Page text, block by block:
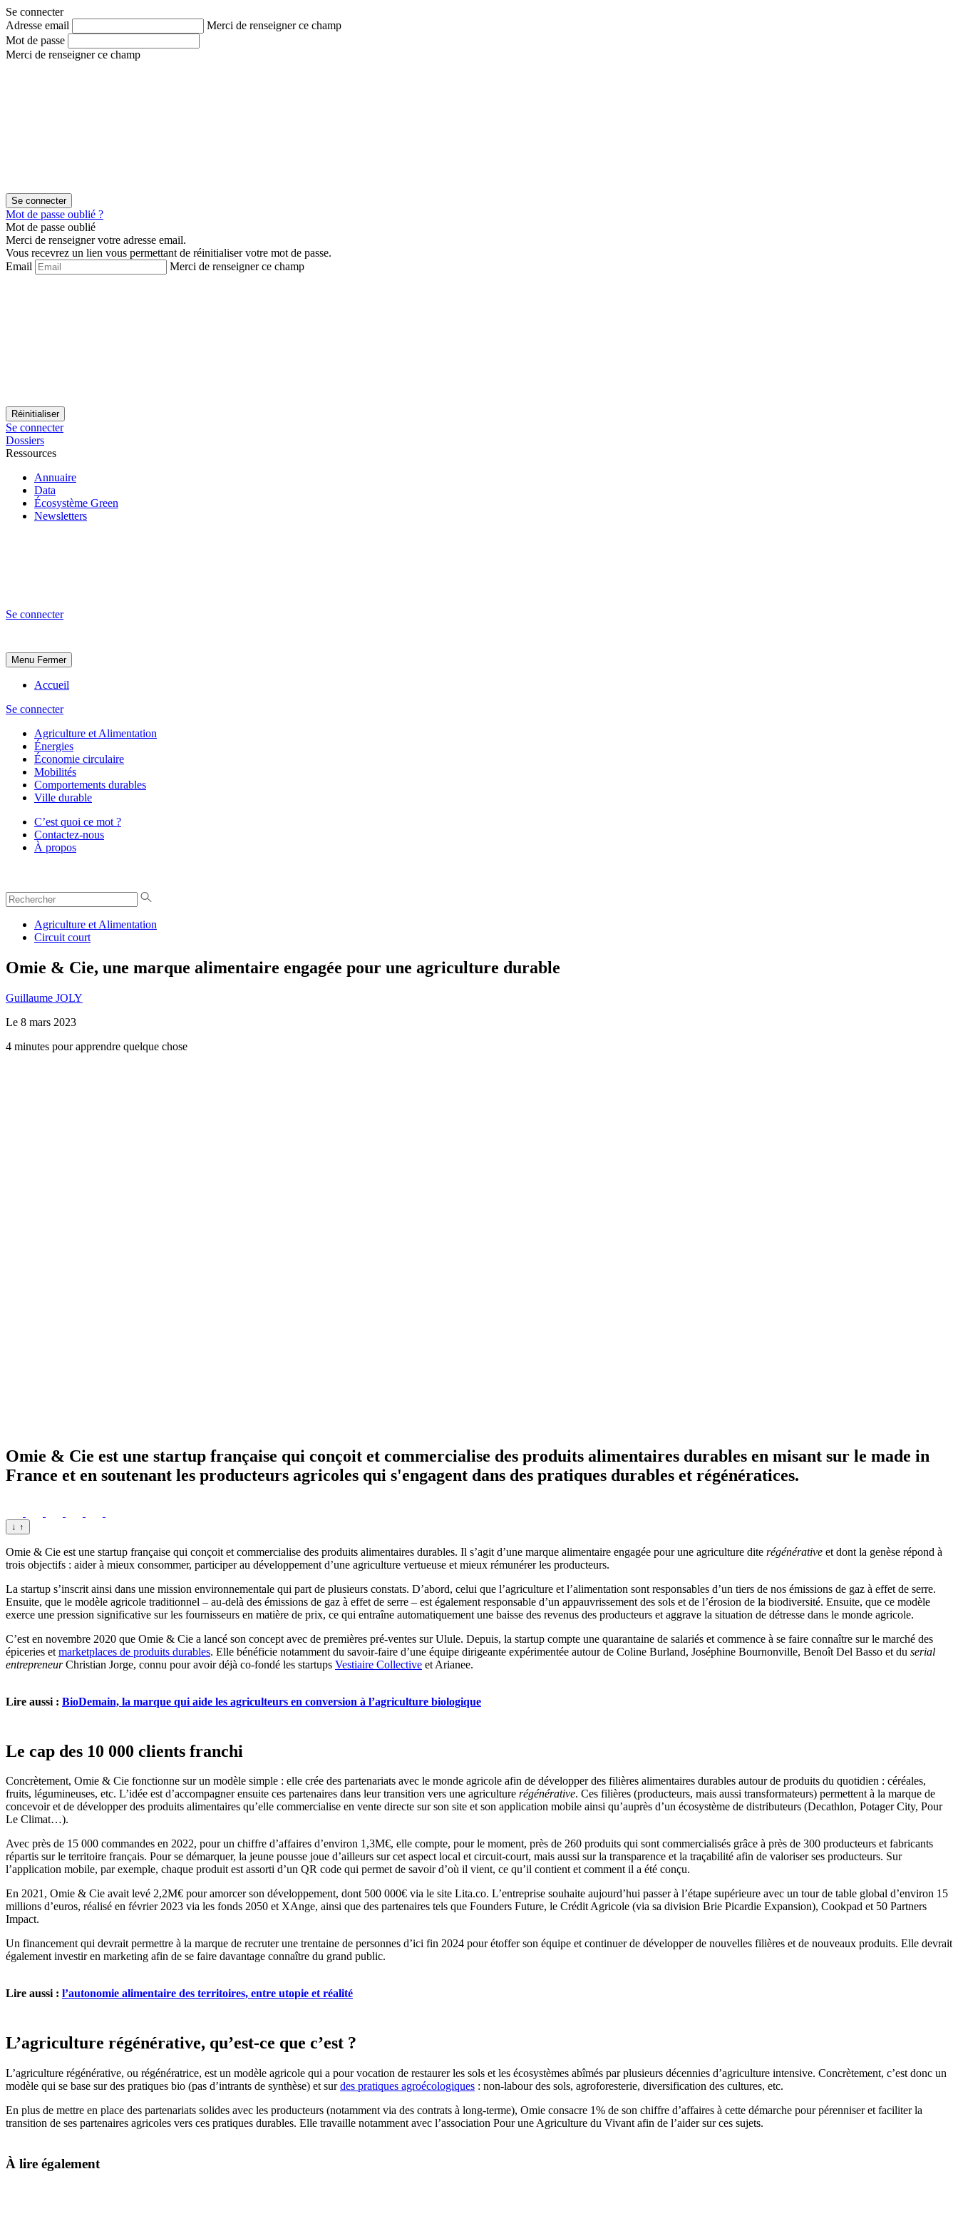
Aller
au
contenu
Aller
au
menu
Se connecter
Adresse email
Merci de renseigner ce champ
Mot de passe
Merci de renseigner ce champ
Mot de passe oublié ?
Mot de passe oublié
Merci de renseigner votre adresse email.
Vous recevrez un lien vous permettant de réinitialiser votre mot de passe.
Email
Merci de renseigner ce champ
Se connecter
Dossiers
Ressources
Annuaire
Data
Écosystème Green
Newsletters
Se connecter
Menu Fermer
Accueil
Se connecter
Agriculture et Alimentation
Énergies
Économie circulaire
Mobilités
Comportements durables
Ville durable
C’est quoi ce mot ?
Contactez-nous
À propos
Agriculture et Alimentation
Circuit court
Omie & Cie, une marque alimentaire engagée pour une agriculture durable
Guillaume JOLY
Le 8 mars 2023
4 minutes pour apprendre quelque chose
Omie & Cie est une startup française qui conçoit et commercialise des produits alimentaires durables en misant sur le made in
France et en soutenant les producteurs agricoles qui s'engagent dans des pratiques durables et régénératices.
↓ ↑
Omie & Cie est une startup française qui conçoit et commercialise des produits alimentaires durables. Il s’agit d’une marque alimentaire engagée pour une agriculture dite régénérative et dont la genèse répond à
trois objectifs : aider à mieux consommer, participer au développement d’une agriculture vertueuse et mieux rémunérer les producteurs.
La startup s’inscrit ainsi dans une mission environnementale qui part de plusieurs constats. D’abord, celui que l’agriculture et l’alimentation sont responsables d’un tiers de nos émissions de gaz à effet de serre.
Ensuite, que le modèle agricole traditionnel – au-delà des émissions de gaz à effet de serre – est également responsable d’un appauvrissement des sols et de l’érosion de la biodiversité. Ensuite, que ce modèle
exerce une pression significative sur les fournisseurs en matière de prix, ce qui entraîne automatiquement une baisse des revenus des producteurs et aggrave la situation de détresse dans le monde agricole.
C’est en novembre 2020 que Omie & Cie a lancé son concept avec de premières pré-ventes sur Ulule. Depuis, la startup compte une quarantaine de salariés et commence à se faire connaître sur le marché des
épiceries et marketplaces de produits durables. Elle bénéficie notamment du savoir-faire d’une équipe dirigeante expérimentée autour de Coline Burland, Joséphine Bournonville, Benoît Del Basso et du serial
entrepreneurChristian Jorge, connu pour avoir déjà co-fondé les startups Vestiaire Collective et Arianee.
Lire aussi : BioDemain, la marque qui aide les agriculteurs en conversion à l’agriculture biologique
Le cap des 10 000 clients franchi
Concrètement, Omie & Cie fonctionne sur un modèle simple : elle crée des partenariats avec le monde agricole afin de développer des filières alimentaires durables autour de produits du quotidien : céréales,
fruits, légumineuses, etc. L’idée est d’accompagner ensuite ces partenaires dans leur transition vers une agriculture régénérative. Ces filières (producteurs, mais aussi transformateurs) permettent à la marque de
concevoir et de développer des produits alimentaires qu’elle commercialise en vente directe sur son site et son application mobile ainsi qu’auprès d’un écosystème de distributeurs (Decathlon, Potager City, Pour
Le Climat…).
Avec près de 15 000 commandes en 2022, pour un chiffre d’affaires d’environ 1,3M€, elle compte, pour le moment, près de 260 produits qui sont commercialisés grâce à près de 300 producteurs et fabricants
répartis sur le territoire français. Pour se démarquer, la jeune pousse joue d’ailleurs sur cet aspect local et circuit-court, mais aussi sur la transparence et la traçabilité afin de valoriser ses producteurs. Sur
l’application mobile, par exemple, chaque produit est assorti d’un QR code qui permet de savoir d’où il vient, ce qu’il contient et comment il a été conçu.
En 2021, Omie & Cie avait levé 2,2M€ pour amorcer son développement, dont 500 000€ via le site Lita.co. L’entreprise souhaite aujourd’hui passer à l’étape supérieure avec un tour de table global d’environ 15
millions d’euros, réalisé en février 2023 via les fonds 2050 et XAnge, ainsi que des partenaires tels que Founders Future, le Crédit Agricole (via sa division Brie Picardie Expansion), Cookpad et 50 Partners
Impact.
Un financement qui devrait permettre à la marque de recruter une trentaine de personnes d’ici fin 2024 pour étoffer son équipe et continuer de développer de nouvelles filières et de nouveaux produits. Elle devrait
également investir en marketing afin de se faire davantage connaître du grand public.
Lire aussi : l’autonomie alimentaire des territoires, entre utopie et réalité
L’agriculture régénérative, qu’est-ce que c’est ?
L’agriculture régénérative, ou régénératrice, est un modèle agricole qui a pour vocation de restaurer les sols et les écosystèmes abîmés par plusieurs décennies d’agriculture intensive. Concrètement, c’est donc un
modèle qui se base sur des pratiques bio (pas d’intrants de synthèse) et surdes pratiques agroécologiques : non-labour des sols, agroforesterie, diversification des cultures, etc.
En plus de mettre en place des partenariats solides avec les producteurs (notamment via des contrats à long-terme), Omie consacre 1% de son chiffre d’affaires à cette démarche pour pérenniser et faciliter la
transition de ses partenaires agricoles vers ces pratiques durables. Elle travaille notamment avec l’association Pour une Agriculture du Vivant afin de l’aider sur ces sujets.
À lire également